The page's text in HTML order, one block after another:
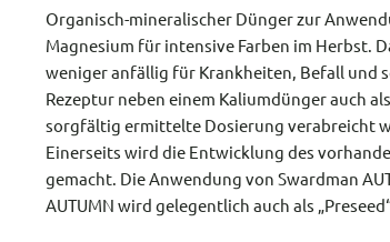
Organisch-mineralischer Dünger zur
Magnesium für intensive Farben im Herbst.
weniger anfällig für Krankheiten, Befall und
Rezeptur neben einem Kaliumdünger auch
sorgfältig ermittelte Dosierung verabreicht
Einerseits wird die Entwicklung des
gemacht. Die Anwendung von Swardman
AUTUMN wird gelegentlich auch als